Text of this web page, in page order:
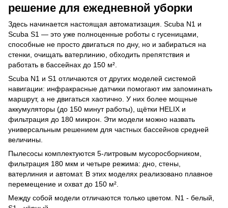
решение для ежедневной уборки
Здесь начинается настоящая автоматизация. Scuba N1 и
Scuba S1 — это уже полноценные роботы с гусеницами,
способные не просто двигаться по дну, но и забираться на
стенки, очищать ватерлинию, обходить препятствия и
работать в бассейнах до 150 м².
Scuba N1 и S1 отличаются от других моделей системой
навигации: инфракрасные датчики помогают им запоминать
маршрут, а не двигаться хаотично. У них более мощные
аккумуляторы (до 150 минут работы), щётки HELIX и
фильтрация до 180 микрон. Эти модели можно назвать
универсальным решением для частных бассейнов средней
величины.
Пылесосы комплектуются 5-литровым мусоросборником,
фильтрация 180 мкм и четыре режима: дно, стены,
ватерлиния и автомат. В этих моделях реализовано плавное
перемещение и охват до 150 м².
Между собой модели отличаются только цветом. N1 - белый,